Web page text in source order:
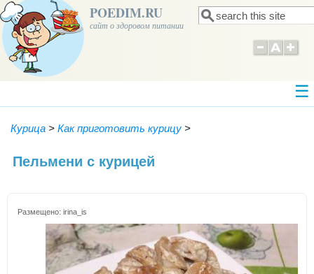
POEDIM.RU
сайт о здоровом питании Форма поиска
Поиск
Курица > Как приготовить курицу >
Пельмени с курицей
Размещено: irina_is